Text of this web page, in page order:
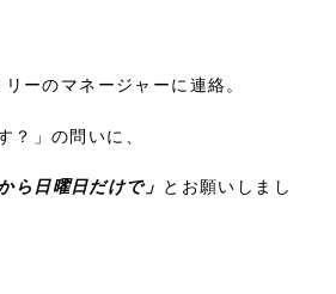
ーのマネージャーに連絡。
？」の問いに、
ら日曜日だけで」 とお願いしまし